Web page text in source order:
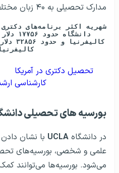
مدارک تحصیلی به ۴۰ زبان مختلف را شامل می‌شود.
تحصیل دکتری در آمریکا
کارشناسی
بورسیه های تحصیلی
در دانشگاه UCLA با نشان
علمی و شخصی، بورسیه‌های
می‌شود. بورسیه‌ها می‌توانند